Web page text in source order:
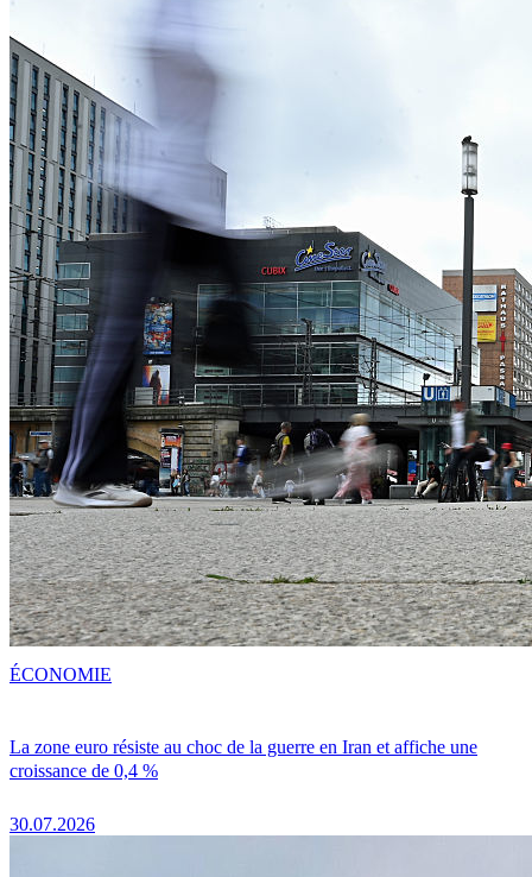
La zone euro résiste au choc de la guerre en Iran et affiche une
croissance de 0,4 %
30.07.2026
ÉCONOMIE